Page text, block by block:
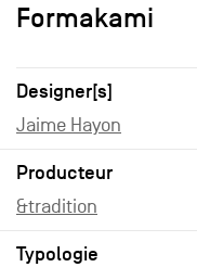
Formakami
Designer[s]
Jaime Hayon
Producteur
&tradition
Typologie